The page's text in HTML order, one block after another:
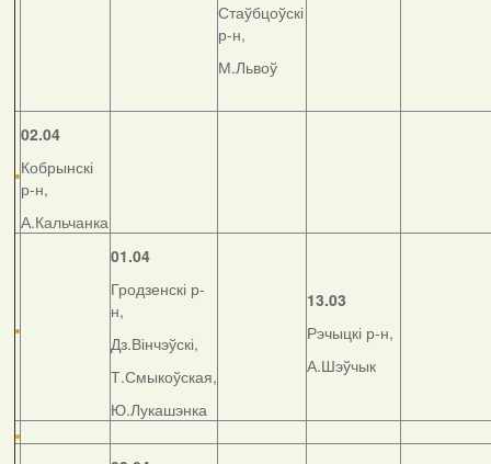
Стаўбцоўскі
р-н,
М.Львоў
02.04
Кобрынскі
р-н,
А.Кальчанка
01.04
Гродзенскі р-
н,
Дз.Вінчэўскі,
Т.Смыкоўская,
Ю.Лукашэнка
13.03
Рэчыцкі р-н,
А.Шэўчык